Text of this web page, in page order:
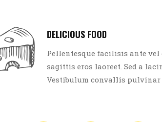
DELICIOUS FOOD
Pellentesque facilisis ante vel
sagittis eros laoreet. Sed a
Vestibulum convallis pulvinar